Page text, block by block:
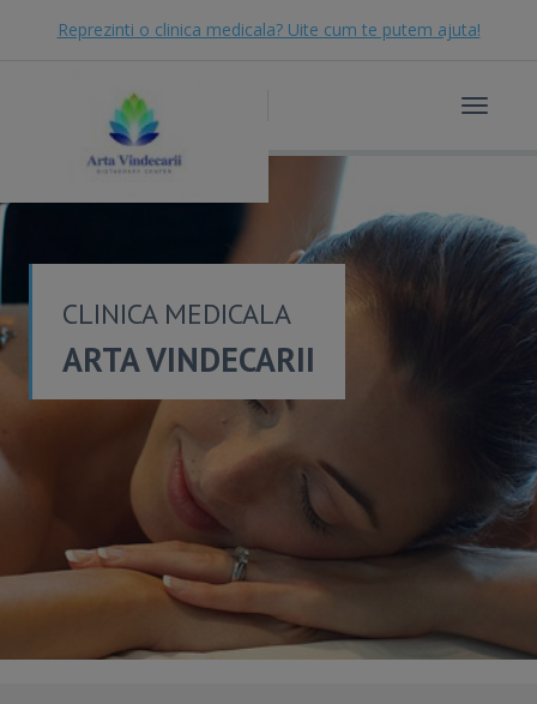
Reprezinti o clinica medicala? Uite cum te putem ajuta!
Toggle
CLINICA MEDICALA
ARTA VINDECARII